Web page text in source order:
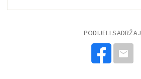
PODIJELI SADRŽAJ